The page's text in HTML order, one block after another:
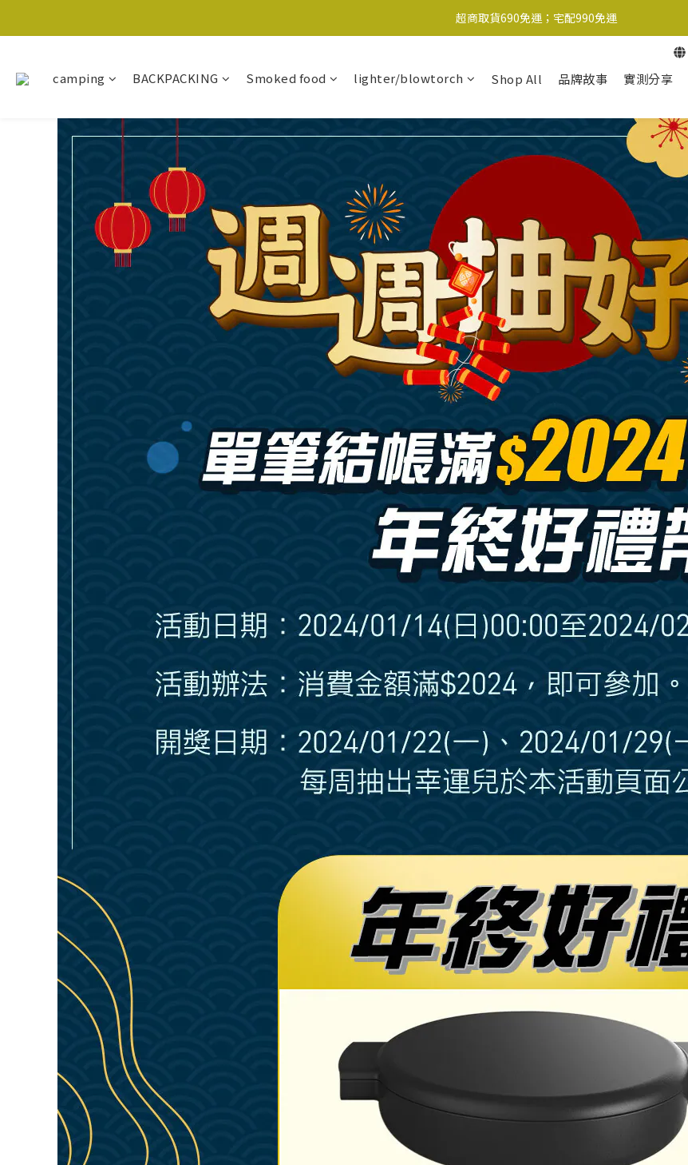
超商取貨690免運；宅配990免運
1-2工作天內出貨
camping BACKPACKING Smoked food lighter/blowtorch Shop All 品牌故事 實測分享